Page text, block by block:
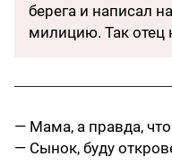
берега и написал
милицию. Так отец
— Мама, а правда,
— Сынок, буду